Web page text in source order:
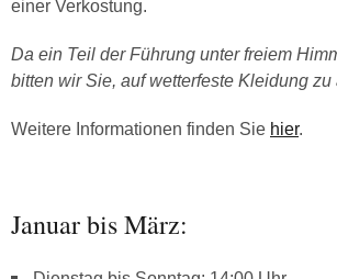
einer Verkostung.
Da ein Teil der Führung unter freiem
bitten wir Sie, auf wetterfeste Kleidung zu
Weitere Informationen finden Sie hier.
Januar bis März: